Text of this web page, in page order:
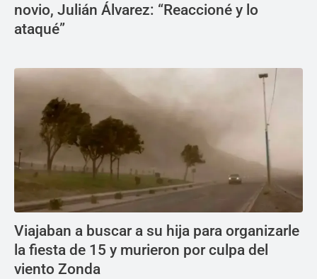
novio, Julián Álvarez: “Reaccioné y lo
ataqué”
Viajaban a buscar a su hija para organizarle
la fiesta de 15 y murieron por culpa del
viento Zonda